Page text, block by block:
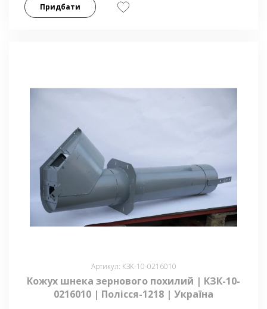
Придбати
Артикул: КЗК-10-0216010
Кожух шнека зернового похилий | КЗК-10-
0216010 | Полісся-1218 | Україна